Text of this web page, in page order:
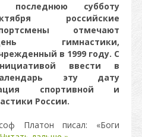
последнюю субботу
российские
отмечают
гимнастики,
в 1999 году. С
ввести в
эту дату
спортивной и
России.
Платон писал: «Боги